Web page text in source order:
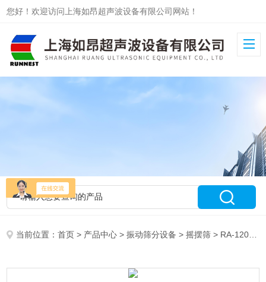
您好！欢迎访问上海如昂超声波设备有限公司网站！
当前位置：首页 > 产品中心 >振动筛分设备 >摇摆筛 > RA-1200摇摆筛，供应摇摆筛，高产量摇摆筛，图片